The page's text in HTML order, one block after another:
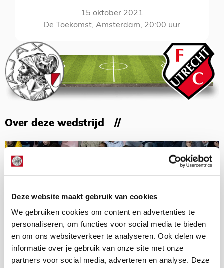
Deze website maakt gebruik van cookies
We gebruiken cookies om content en advertenties te
personaliseren, om functies voor social media te bieden
en om ons websiteverkeer te analyseren. Ook delen we
informatie over je gebruik van onze site met onze
partners voor social media, adverteren en analyse. Deze
15 oktober 2021
De Toekomst, Amsterdam, 20:00 uur
Over deze wedstrijd